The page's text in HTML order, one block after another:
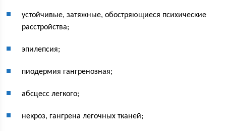
устойчивые, затяжные, обостряющиеся психические
расстройства;
эпилепсия;
пиодермия гангренозная;
абсцесс легкого;
некроз, гангрена легочных тканей;